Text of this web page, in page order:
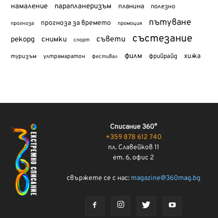
намаление парапланеризъм планина полезно
прогноза прогноза за времето промоция пътуване
рекорд снимки спорт съвети състезание
туризъм ултрамаратон фестивал филм фрийрайд хижа
Списание 360°
+359 878 612 740
пл. Славейков 11
ет. 6, офис 2
свържете се с нас: magazine@360mag.bg